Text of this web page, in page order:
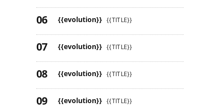
{{evolution}} {{TITLE}}
{{evolution}} {{TITLE}}
{{evolution}} {{TITLE}}
{{evolution}} {{TITLE}}